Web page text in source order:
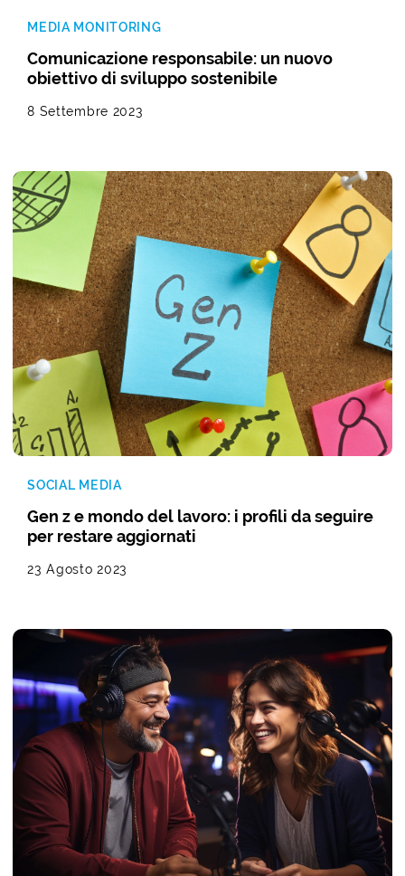
MEDIA MONITORING
Comunicazione responsabile: un nuovo
obiettivo di sviluppo sostenibile
8 Settembre 2023
SOCIAL MEDIA
Gen z e mondo del lavoro: i profili da seguire
per restare aggiornati
23 Agosto 2023